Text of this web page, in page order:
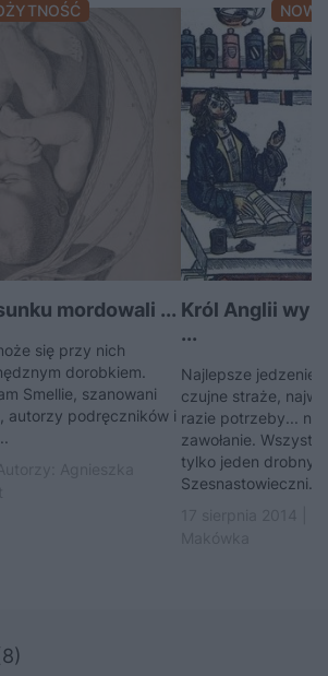
mordowali ...
się przy nich
dorobkiem.
Smellie, szanowani
autorzy podręczników i
Król Anglii
...
Najlepsze jedzenie,
czujne straże,
razie potrzeby...
zawołanie.
tylko jeden drobny
Szesnastowieczni...